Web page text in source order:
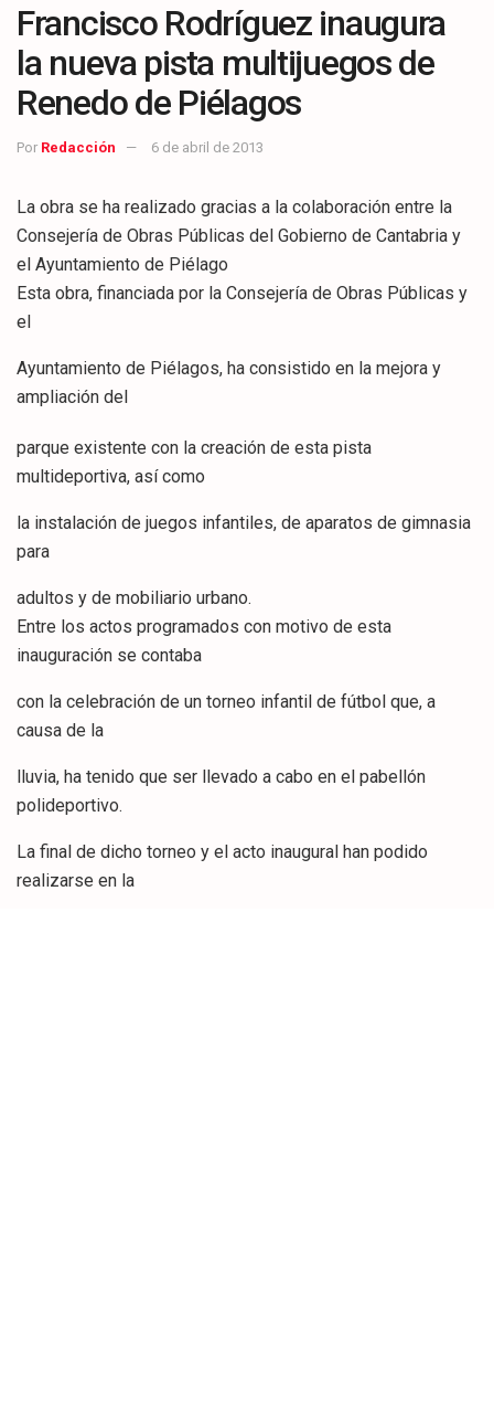
Francisco Rodríguez inaugura
la nueva pista multijuegos de
Renedo de Piélagos
Por Redacción 6 de abril de 2013
La obra se ha realizado gracias a la colaboración entre la
Consejería de Obras Públicas del Gobierno de Cantabria y
el Ayuntamiento de Piélago
Esta obra, financiada por la Consejería de Obras Públicas y
el
Ayuntamiento de Piélagos, ha consistido en la mejora y
ampliación del
parque existente con la creación de esta pista
multideportiva, así como
la instalación de juegos infantiles, de aparatos de gimnasia
para
adultos y de mobiliario urbano.
Entre los actos programados con motivo de esta
inauguración se contaba
con la celebración de un torneo infantil de fútbol que, a
causa de la
lluvia, ha tenido que ser llevado a cabo en el pabellón
polideportivo.
La final de dicho torneo y el acto inaugural han podido
realizarse en la